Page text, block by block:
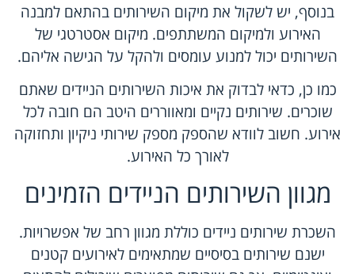
בנוסף, יש לשקול את מיקום השירותים בהתאם למבנה
האירוע ולמיקום המשתתפים. מיקום אסטרטגי של
השירותים יכול למנוע עומסים ולהקל על הגישה אליהם.
כמו כן, כדאי לבדוק את איכות השירותים הניידים שאתם
שוכרים. שירותים נקיים ומאווררים היטב הם חובה לכל
אירוע. חשוב לוודא שהספק מספק שירותי ניקיון ותחזוקה
לאורך כל האירוע.
מגוון השירותים הניידים הזמינים
השכרת שירותים ניידים כוללת מגוון רחב של אפשרויות.
ישנם שירותים בסיסיים שמתאימים לאירועים קטנים